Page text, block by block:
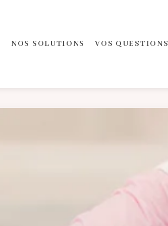
NOS SOLUTIONS VOS QUESTIONS